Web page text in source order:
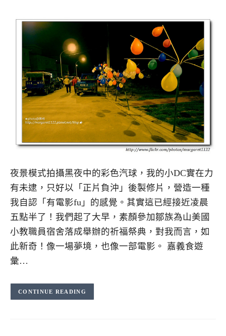
夜景模式拍攝黑夜中的彩色汽球，我的小DC實在力
有未逮，只好以「正片負沖」後製修片，營造一種
我自認「有電影fu」的感覺。其實這已經接近凌晨
五點半了！我們起了大早，素顏參加鄒族為山美國
小教職員宿舍落成舉辦的祈福祭典，對我而言，如
此新奇！像一場夢境，也像一部電影。 嘉義食遊
彙…
CONTINUE READING